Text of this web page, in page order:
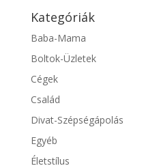
Kategóriák
Baba-Mama
Boltok-Üzletek
Cégek
Család
Divat-Szépségápolás
Egyéb
Életstílus